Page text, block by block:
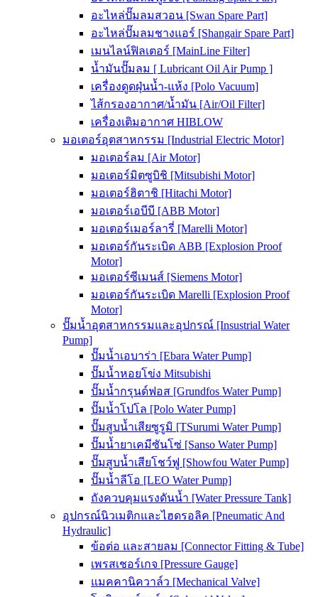
อะไหล่ปั๊มลมสวอน [Swan Spare Part]
อะไหล่ปั๊มลมชางแอร์ [Shangair Spare Part]
เมนไลน์ฟิลเตอร์ [MainLine Filter]
น้ำมันปั๊มลม [ Lubricant Oil Air Pump ]
เครื่องดูดฝุ่นน้ำ-แห้ง [Polo Vacuum]
ไส้กรองอากาศ/น้ำมัน [Air/Oil Filter]
เครื่องเติมอากาศ HIBLOW
มอเตอร์อุตสาหกรรม [Industrial Electric Motor]
มอเตอร์ลม [Air Motor]
มอเตอร์มิตซูบิชิ [Mitsubishi Motor]
มอเตอร์ฮิตาชิ [Hitachi Motor]
มอเตอร์เอบีบี [ABB Motor]
มอเตอร์เมอร์ลารี่ [Marelli Motor]
มอเตอร์กันระเบิด ABB [Explosion Proof
Motor]
มอเตอร์ซีเมนส์ [Siemens Motor]
มอเตอร์กันระเบิด Marelli [Explosion Proof
Motor]
ปั๊มน้ำอุตสาหกรรมและอุปกรณ์ [Insustrial Water
Pump]
ปั๊มน้ำเอบาร่า [Ebara Water Pump]
ปั๊มน้ำหอยโข่ง Mitsubishi
ปั๊มน้ำกรุนด์ฟอส [Grundfos Water Pump]
ปั๊มน้ำโปโล [Polo Water Pump]
ปั๊มสูบน้ำเสียซูรูมิ [TSurumi Water Pump]
ปั๊มน้ำยาเคมีซันโซ่ [Sanso Water Pump]
ปั๊มสูบน้ำเสียโชว์ฟู [Showfou Water Pump]
ปั๊มน้ำลีโอ [LEO Water Pump]
ถังควบคุมแรงดันน้ำ [Water Pressure Tank]
อุปกรณ์นิวเมติกและไฮดรอลิค [Pneumatic And
Hydraulic]
ข้อต่อ และสายลม [Connector Fitting & Tube]
เพรสเชอร์เกจ [Pressure Gauge]
แมคคานิควาล์ว [Mechanical Valve]